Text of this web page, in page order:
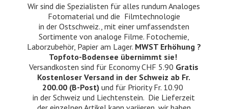
Wir sind die Spezialisten für alles rundum Analoges
Fotomaterial und die Filmtechnologie
in der Ostschweiz., mit einer umfassendsten
Sortimente von analoge Filme. Fotochemie,
Laborzubehör, Papier am Lager. MWST Erhöhung ?
Topfoto-Bodensee übernimmt sie!
Versandkosten sind für Economy CHF 5.90 Gratis
Kostenloser Versand in der Schweiz ab Fr.
200.00 (B-Post) und für Priority Fr. 10.90
in der Schweiz und Liechtenstein. Die Lieferzeit